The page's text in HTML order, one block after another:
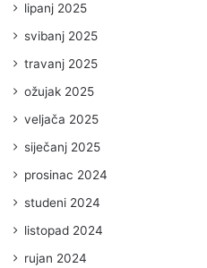
lipanj 2025
svibanj 2025
travanj 2025
ožujak 2025
veljača 2025
siječanj 2025
prosinac 2024
studeni 2024
listopad 2024
rujan 2024